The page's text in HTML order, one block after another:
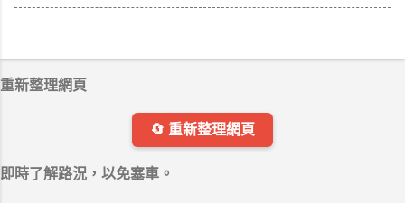
重新整理網頁
🔄 重新整理網頁
即時了解路況，以免塞車。